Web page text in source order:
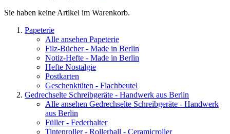
Sie haben keine Artikel im Warenkorb.
Papeterie
Alle ansehen Papeterie
Filz-Bücher - Made in Berlin
Notiz-Hefte - Made in Berlin
Hefte Nostalgie
Postkarten
Geschenktüten - Flachbeutel
Gedrechselte Schreibgeräte - Handwerk aus Berlin
Alle ansehen Gedrechselte Schreibgeräte - Handwerk
aus Berlin
Füller - Federhalter
Tintenroller - Rollerball - Ceramicroller